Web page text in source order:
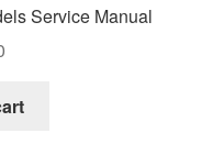
Service Manual